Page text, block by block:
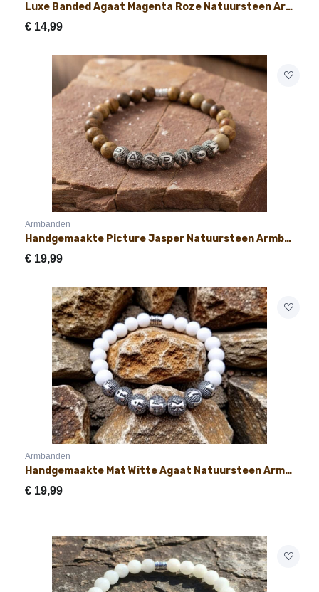
Luxe Banded Agaat Magenta Roze Natuursteen Armband 8mm Elegante Druppel
€ 14,99
Armbanden
Handgemaakte Picture Jasper Natuursteen Armband met Naam 8mm
€ 19,99
Armbanden
Handgemaakte Mat Witte Agaat Natuursteen Armband met Naam 8mm
€ 19,99